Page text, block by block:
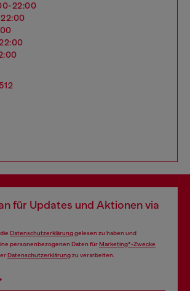
22:00
für Updates und Aktionen via
Datenschutzerklärunggelesen zu haben und
personenbezogenen Daten fürMarketing*-Zwecke
Datenschutzerklärungzu verarbeiten.